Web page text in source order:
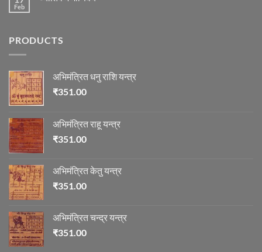
Feb
में
PRODUCTS
अभिमंत्रित धनु राशि यन्त्र
₹351.00
अभिमंत्रित राहू यन्त्र
₹351.00
अभिमंत्रित केतु यन्त्र
₹351.00
अभिमंत्रित चन्द्र यन्त्र
₹351.00